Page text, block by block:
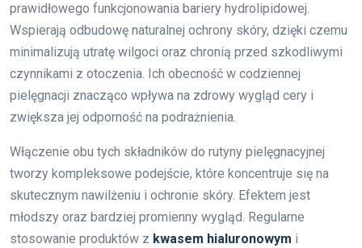
prawidłowego funkcjonowania bariery hydrolipidowej.
Wspierają odbudowę naturalnej ochrony skóry, dzięki czemu
minimalizują utratę wilgoci oraz chronią przed szkodliwymi
czynnikami z otoczenia. Ich obecność w codziennej
pielęgnacji znacząco wpływa na zdrowy wygląd cery i
zwiększa jej odporność na podrażnienia.
Włączenie obu tych składników do rutyny pielęgnacyjnej
tworzy kompleksowe podejście, które koncentruje się na
skutecznym nawilżeniu i ochronie skóry. Efektem jest
młodszy oraz bardziej promienny wygląd. Regularne
stosowanie produktów z kwasem hialuronowym i